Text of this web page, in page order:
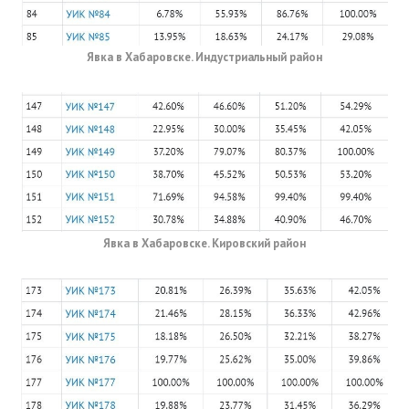
Явка в Хабаровске. Индустриальный район
Явка в Хабаровске. Кировский район